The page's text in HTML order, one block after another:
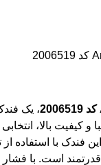
، یک
کیفیت بالا،
فندک با استفاده از
است. با فشار